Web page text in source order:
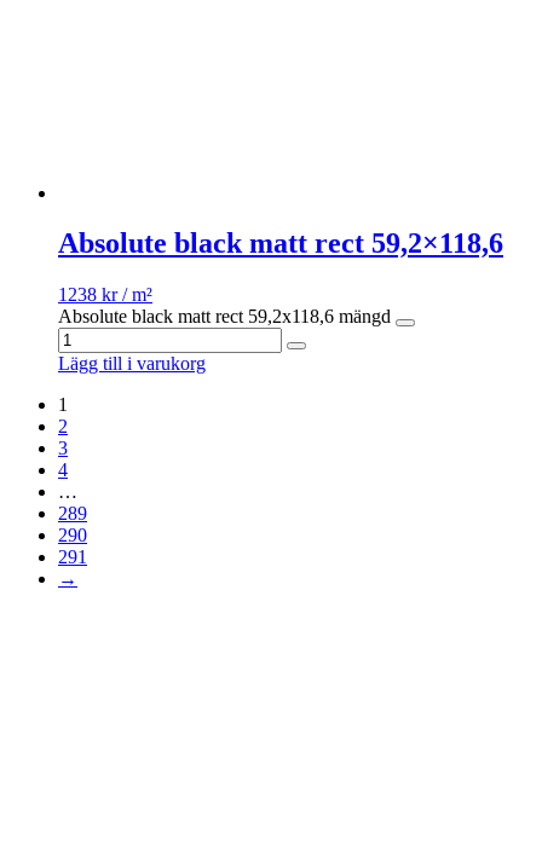
Absolute black matt rect 59,2×118,6
1238 kr/ m²
Absolute black matt rect 59,2x118,6 mängd
Lägg till i varukorg
1
2
3
4
…
289
290
291
→